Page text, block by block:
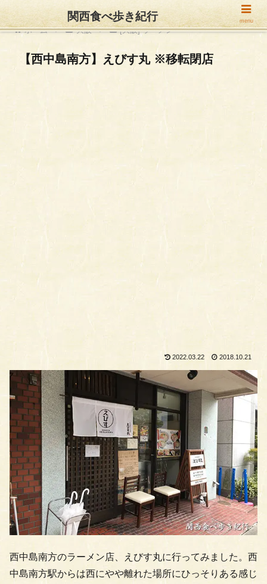
ホーム 大阪 [大阪] ラーメン
【西中島南方】えびす丸 ※移転閉店
2022.03.22 2018.10.21
西中島南方のラーメン店、えびす丸に行ってみました。西
中島南方駅からは西にやや離れた場所にひっそりある感じ
関西食べ歩き紀行 menu